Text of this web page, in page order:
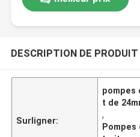
DESCRIPTION DE PRODUIT
Surligner:
pompes
t de
,
Pompes